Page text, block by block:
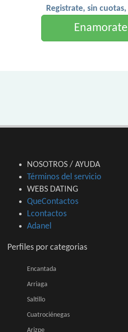
Registrate, sin
Enamorate
NOSOTROS / AYUDA
Términos del servicio
WEBS DATING
QueContactos
Lcontactos
Adanel
Perfiles por categorias
Encantada
Arriaga
Saltillo
Cuatrociénegas
Arizpe